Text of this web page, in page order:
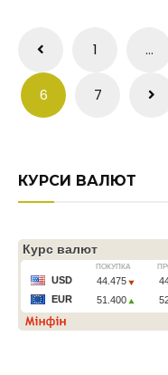
Пагінація
записів
1 …
6 7
КУРСИ ВАЛЮТ